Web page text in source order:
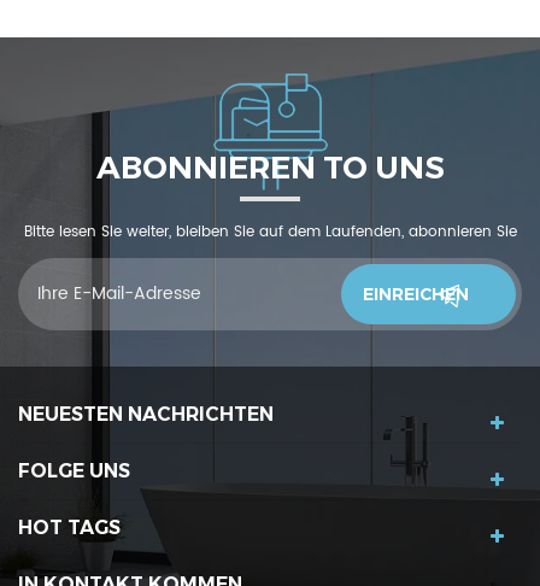
ABONNIEREN TO UNS
Bitte lesen Sie weiter, bleiben Sie auf dem Laufenden, abonnieren Sie
und wir begrüßen Sie, uns was zu sagendu denkst
NEUESTEN NACHRICHTEN
FOLGE UNS
HOT TAGS